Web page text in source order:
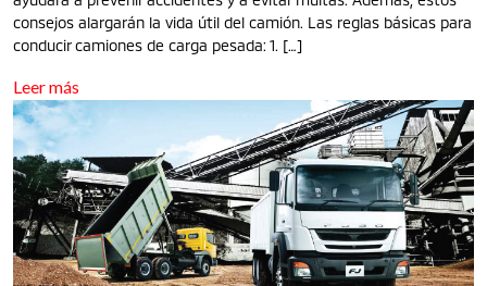
consejos alargarán la vida útil del camión. Las reglas básicas para
conducir camiones de carga pesada: 1. […]
Leer más